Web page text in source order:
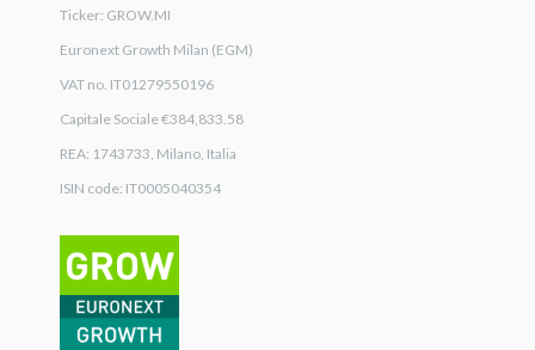
Ticker: GROW.MI
Euronext Growth Milan (EGM)
VAT no. IT01279550196
Capitale Sociale €384,833.58
REA: 1743733, Milano, Italia
ISIN code: IT0005040354